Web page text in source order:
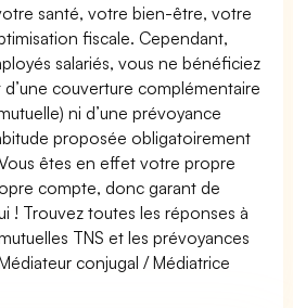
santé, votre bien-être, votre
fiscale. Cependant,
salariés, vous ne bénéficiez
couverture complémentaire
ni d’une prévoyance
proposée obligatoirement
êtes en effet votre propre
compte, donc garant de
! Trouvez toutes les réponses à
TNS et les prévoyances
conjugal / Médiatrice